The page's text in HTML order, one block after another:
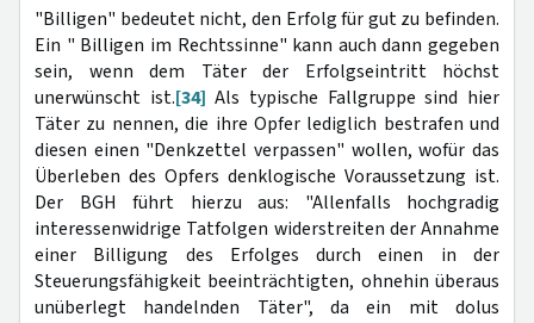
"Billigen" bedeutet nicht, den Erfolg für gut zu befinden.
Ein " Billigen im Rechtssinne" kann auch dann gegeben
sein, wenn dem Täter der Erfolgseintritt höchst
unerwünscht ist.[34] Als typische Fallgruppe sind hier
Täter zu nennen, die ihre Opfer lediglich bestrafen und
diesen einen "Denkzettel verpassen" wollen, wofür das
Überleben des Opfers denklogische Voraussetzung ist.
Der BGH führt hierzu aus: "Allenfalls hochgradig
interessenwidrige Tatfolgen widerstreiten der Annahme
einer Billigung des Erfolges durch einen in der
Steuerungsfähigkeit beeinträchtigten, ohnehin überaus
unüberlegt handelnden Täter", da ein mit dolus